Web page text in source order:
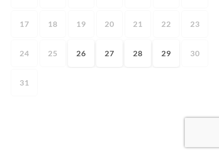
17 18 19 20 21 22 23
24 25 26 27 28 29 30
31